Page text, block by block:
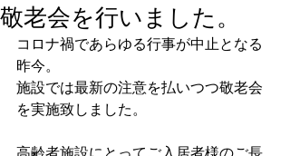
敬老会を行いました。
コロナ禍であらゆる行事が中止となる
昨今。
施設では最新の注意を払いつつ敬老会
を実施致しました。
高齢者施設にとってご入居者様のご長